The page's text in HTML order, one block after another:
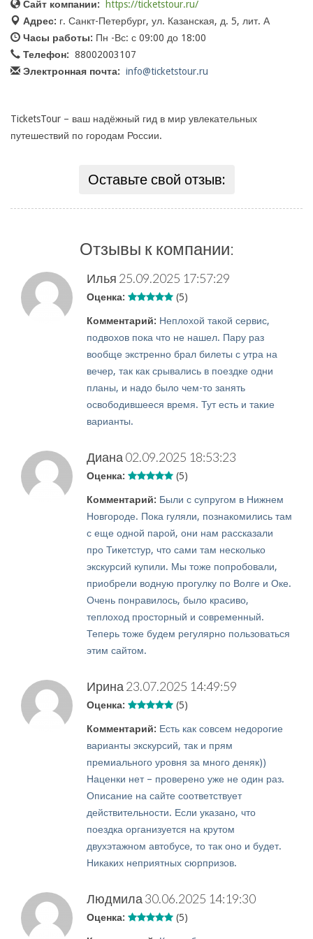
Сайт компании:
https://ticketstour.ru/
Адрес: г. Санкт-Петербург, ул. Казанская, д. 5, лит. А
Часы работы: Пн -Вс: с 09:00 до 18:00
Телефон: 88002003107
Электронная почта: info@ticketstour.ru
TicketsTour – ваш надёжный гид в мир увлекательных
путешествий по городам России.
Оставьте свой отзыв:
Отзывы к компании:
Илья 25.09.2025 17:57:29
Оценка: (5)
Комментарий: Неплохой такой сервис,
подвохов пока что не нашел. Пару раз
вообще экстренно брал билеты с утра на
вечер, так как срывались в поездке одни
планы, и надо было чем-то занять
освободившееся время. Тут есть и такие
варианты.
Диана 02.09.2025 18:53:23
Оценка: (5)
Комментарий: Были с супругом в Нижнем
Новгороде. Пока гуляли, познакомились там
с еще одной парой, они нам рассказали
про Тикетстур, что сами там несколько
экскурсий купили. Мы тоже попробовали,
приобрели водную прогулку по Волге и Оке.
Очень понравилось, было красиво,
теплоход просторный и современный.
Теперь тоже будем регулярно пользоваться
этим сайтом.
Ирина 23.07.2025 14:49:59
Оценка: (5)
Комментарий: Есть как совсем недорогие
варианты экскурсий, так и прям
премиального уровня за много деняк))
Наценки нет – проверено уже не один раз.
Описание на сайте соответствует
действительности. Если указано, что
поездка организуется на крутом
двухэтажном автобусе, то так оно и будет.
Никаких неприятных сюрпризов.
Людмила 30.06.2025 14:19:30
Оценка: (5)